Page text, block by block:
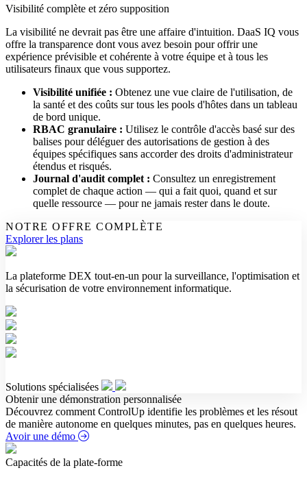
Visibilité complète et zéro supposition
La visibilité ne devrait pas être une affaire d'intuition. DaaS IQ vous
offre la transparence dont vous avez besoin pour offrir une
expérience prévisible et cohérente à votre équipe et à tous les
utilisateurs finaux que vous supportez.
Visibilité unifiée : Obtenez une vue claire de l'utilisation, de
la santé et des coûts sur tous les pools d'hôtes dans un tableau
de bord unique.
RBAC granulaire : Utilisez le contrôle d'accès basé sur des
balises pour déléguer des autorisations de gestion à des
équipes spécifiques sans accorder des droits d'administrateur
étendus et risqués.
Journal d'audit complet : Consultez un enregistrement
complet de chaque action — qui a fait quoi, quand et sur
quelle ressource — pour ne jamais rester dans le doute.
NOTRE OFFRE COMPLÈTE
Explorer les plans
La plateforme DEX tout-en-un pour la surveillance, l'optimisation et
la sécurisation de votre environnement informatique.
Solutions spécialisées
Obtenir une démonstration personnalisée
Découvrez comment ControlUp identifie les problèmes et les résout
de manière autonome en quelques minutes, pas en quelques heures.
Avoir une démo
Capacités de la plate-forme